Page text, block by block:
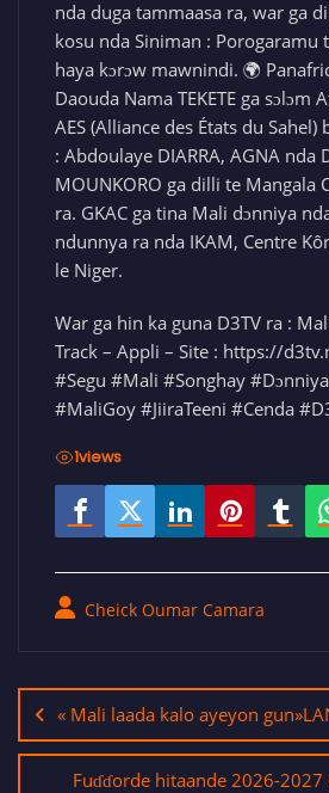
nda duga tammaasa ra, war ga
kosu nda Siniman : Porogaramu
haya kɔrɔw mawnindi. 🌍
Daouda Nama TEKETE ga sɔlɔm
AES (Alliance des États du
: Abdoulaye DIARRA, AGNA nda
MOUNKORO ga dilli te Mangala
ra. GKAC ga tina Mali dɔnniya
ndunnya ra nda IKAM, Centre
le Niger.
War ga hin ka guna D3TV ra :
Track – Appli – Site : https://
#Segu #Mali #Songhay
#MaliGoy #JiiraTeeni #Cenda
1views
Cheick Oumar Camara
« Mali laada kalo ayeyon
Fuɗɗorde hitaande 2026-2027